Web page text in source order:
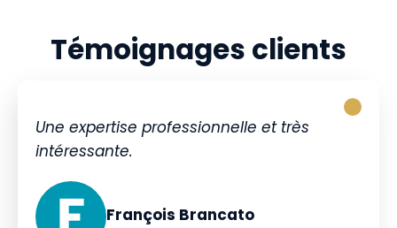
Témoignages clients
Une expertise professionnelle et très
intéressante.
François Brancato